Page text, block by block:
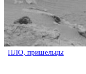
НЛО, пришельцы